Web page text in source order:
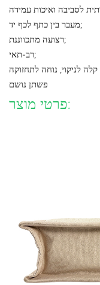
מעבר בין כתף לכף יד;
רצועה מתכווננת;
רב-תאי;
פשתן נושם
פרטי מוצר: